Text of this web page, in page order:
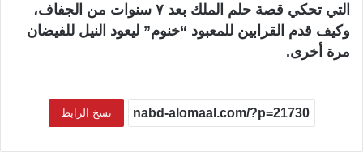
التي تحكي قصة حلم الملك بعد ٧ سنوات من الجفاف،
وكيف قدم القرابين للمعبود “خنوم” ليعود النيل للفيضان
مرة أخرى.
نسخ الرابط